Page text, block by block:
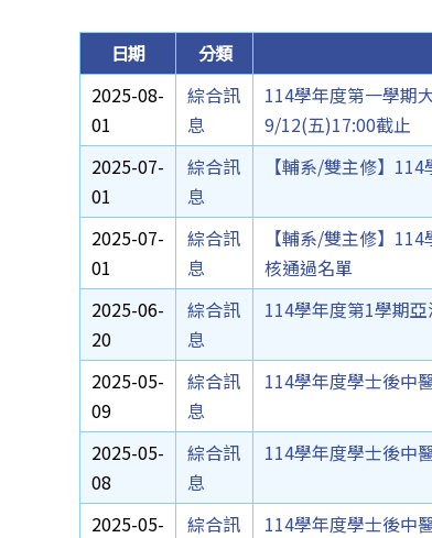
日期 分類
2025-08-
01
綜合訊
息
114學年度第一學期
9/12(五)17:00截止
2025-07-
01
綜合訊
息
【輔系/雙主修】
2025-07-
01
綜合訊
息
【輔系/雙主修】
核通過名單
2025-06-
20
綜合訊
息
114學年度第1學期
2025-05-
09
綜合訊
息
114學年度學士後中
2025-05-
08
綜合訊
息
114學年度學士後中
2025-05-
綜合訊
114學年度學士後中